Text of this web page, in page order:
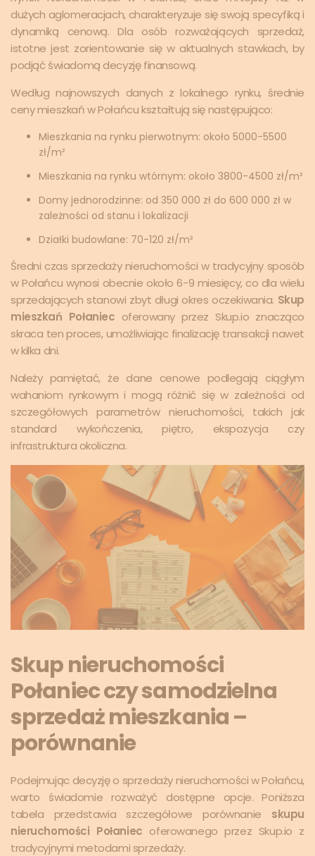
dużych aglomeracjach, charakteryzuje się swoją specyfiką i
dynamiką cenową. Dla osób rozważających sprzedaż,
istotne jest zorientowanie się w aktualnych stawkach, by
podjąć świadomą decyzję finansową.
Według najnowszych danych z lokalnego rynku, średnie
ceny mieszkań w Połańcu kształtują się następująco:
Mieszkania na rynku pierwotnym: około 5000-5500
zł/m²
Mieszkania na rynku wtórnym: około 3800-4500 zł/m²
Domy jednorodzinne: od 350 000 zł do 600 000 zł w
zależności od stanu i lokalizacji
Działki budowlane: 70-120 zł/m²
Średni czas sprzedaży nieruchomości w tradycyjny sposób
w Połańcu wynosi obecnie około 6-9 miesięcy, co dla wielu
sprzedających stanowi zbyt długi okres oczekiwania. Skup
mieszkań Połaniec oferowany przez Skup.io znacząco
skraca ten proces, umożliwiając finalizację transakcji nawet
w kilka dni.
Należy pamiętać, że dane cenowe podlegają ciągłym
wahaniom rynkowym i mogą różnić się w zależności od
szczegółowych parametrów nieruchomości, takich jak
standard wykończenia, piętro, ekspozycja czy
infrastruktura okoliczna.
Skup nieruchomości
Połaniec czy samodzielna
sprzedaż mieszkania –
porównanie
Podejmując decyzję o sprzedaży nieruchomości w Połańcu,
warto świadomie rozważyć dostępne opcje. Poniższa
tabela przedstawia szczegółowe porównanie skupu
nieruchomości Połaniec oferowanego przez Skup.io z
tradycyjnymi metodami sprzedaży.